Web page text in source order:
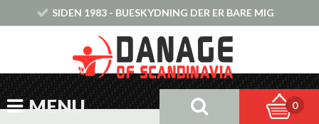
SIDEN 1983 - BUESKYDNING DER ER BARE MIG
MENU 0